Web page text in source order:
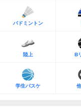
バドミントン
陸上 B
学生バスケ